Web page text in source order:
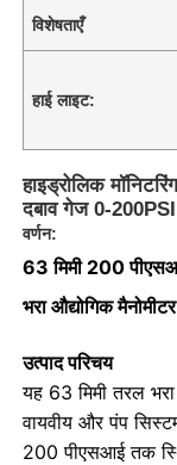
विशेषताएँ
हाई लाइट:
हाइड्रोलिक
दबाव गेज 0-
वर्णन:
63 मिमी 200
भरा औद्योगिक मैनोमीटर
उत्पाद परिचय
यह 63 मिमी तरल
वायवीय और पंप
200 पीएसआई तक